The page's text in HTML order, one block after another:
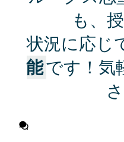
も、
状況に応じ
能です！気